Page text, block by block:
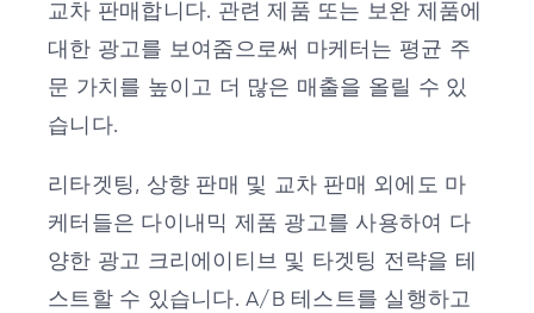
교차 판매합니다. 관련 제품 또는 보완 제품에
대한 광고를 보여줌으로써 마케터는 평균 주
문 가치를 높이고 더 많은 매출을 올릴 수 있
습니다.
리타겟팅, 상향 판매 및 교차 판매 외에도 마
케터들은 다이내믹 제품 광고를 사용하여 다
양한 광고 크리에이티브 및 타겟팅 전략을 테
스트할 수 있습니다. A/B 테스트를 실행하고